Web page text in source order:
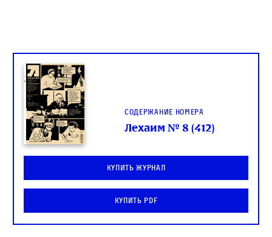
Содержание номера
Лехаим № 8 (412)
Купить журнал
Купить PDF
Журнал ЛЕХАИМ в вашем
email